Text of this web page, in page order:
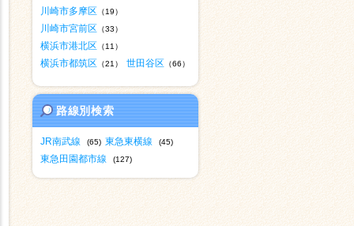
川崎市多摩区 （19）
川崎市宮前区 （33）
横浜市港北区 （11）
横浜市都筑区 （21） 世田谷区 （66）
路線別検索
JR南武線 (65) 東急東横線 (45)
東急田園都市線 (127)